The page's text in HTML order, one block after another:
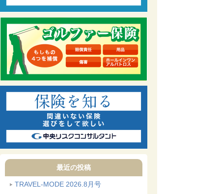
最近の投稿
TRAVEL-MODE 2026.8月号